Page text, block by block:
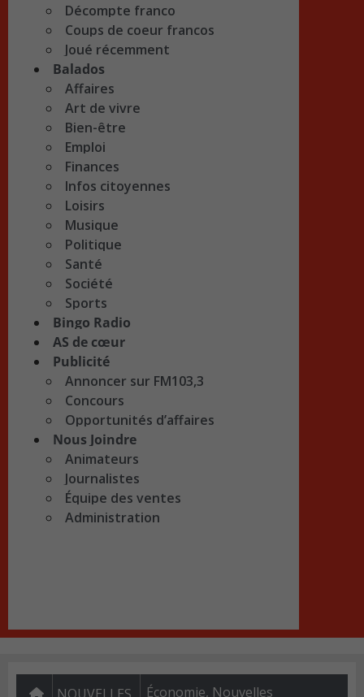
Décompte franco
Coups de coeur francos
Joué récemment
Balados
Affaires
Art de vivre
Bien-être
Emploi
Finances
Infos citoyennes
Loisirs
Musique
Politique
Santé
Société
Sports
Bingo Radio
AS de cœur
Publicité
Annoncer sur FM103,3
Concours
Opportunités d’affaires
Nous Joindre
Animateurs
Journalistes
Équipe des ventes
Administration
Économie, Nouvelles